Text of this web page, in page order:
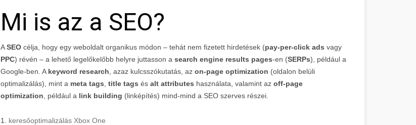
Mi is az a SEO?
ASEO célja, hogy egy weboldalt organikus módon – tehát nem fizetett hirdetések (pay-per-click ads vagy
PPC) révén – a lehető legelőkelőbb helyre juttasson a search engine results pages-en (SERPs), például a
Google-ben. A keyword research , azaz kulcsszókutatás, az on-page optimization (oldalon belüli
optimalizálás), mint a meta tags title tags és alt attributes használata, valamint az off-page
optimization , például a link building (linképítés) mind-mind a SEO szerves részei.
1. keresőoptimalizálás Xbox One